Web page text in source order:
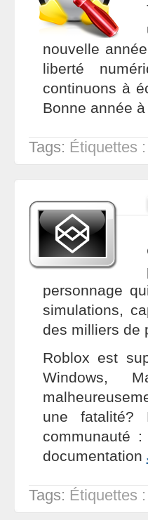
nouvelle
liberté
continuons à
Bonne année
Tags: Étiquettes :
personnage
simulations,
des milliers de
Roblox est
Windows,
une
communauté
documentation
Tags: Étiquettes :